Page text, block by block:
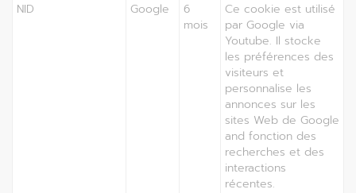
NID
Google
6
mois
Ce cookie est utilisé
par Google via
Youtube. Il stocke
les préférences des
visiteurs et
personnalise les
annonces sur les
sites Web de Google
and fonction des
recherches et des
interactions
récentes.